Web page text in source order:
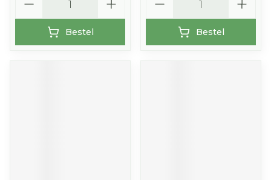
Bestel Bestel